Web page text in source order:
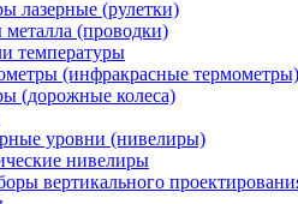
лазерные (рулетки)
металла (проводки)
температуры
(инфракрасные термометры)
(дорожные колеса)
уровни (нивелиры)
нивелиры
вертикального